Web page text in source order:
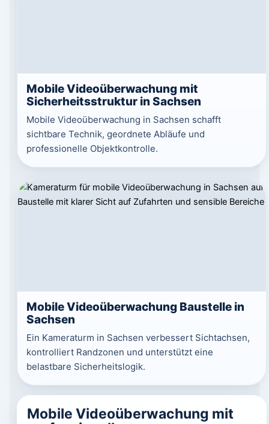
Mobile Videoüberwachung mit
Sicherheitsstruktur in Sachsen
Mobile Videoüberwachung in Sachsen schafft
sichtbare Technik, geordnete Abläufe und
professionelle Objektkontrolle.
Mobile Videoüberwachung Baustelle in
Sachsen
Ein Kameraturm in Sachsen verbessert Sichtachsen,
kontrolliert Randzonen und unterstützt eine
belastbare Sicherheitslogik.
Mobile Videoüberwachung mit